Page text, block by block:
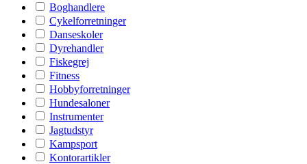
Boghandlere
Cykelforretninger
Danseskoler
Dyrehandler
Fiskegrej
Fitness
Hobbyforretninger
Hundesaloner
Instrumenter
Jagtudstyr
Kampsport
Kontorartikler